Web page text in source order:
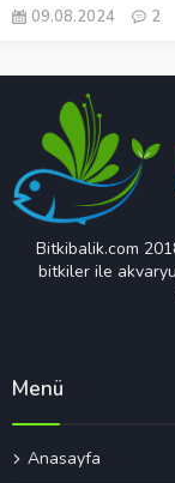
09.08.2024 2
Bitkibalik.com
bitkiler ile
Menü
Anasayfa